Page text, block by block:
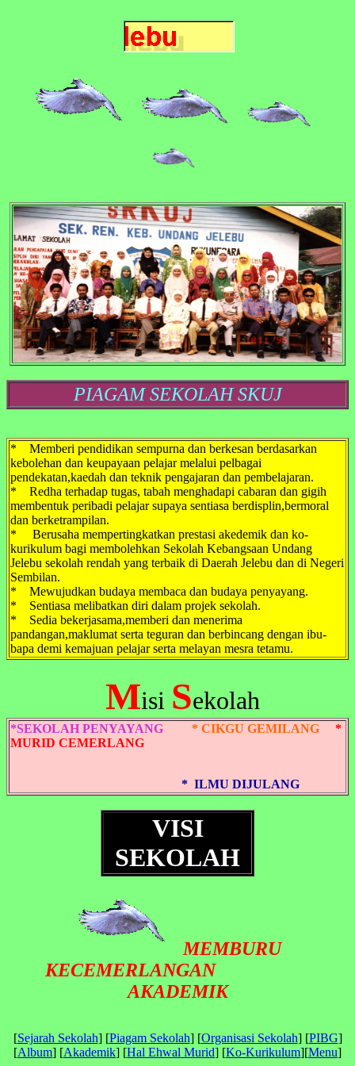
PIAGAM SEKOLAH SKUJ
* Memberi pendidikan sempurna dan berkesan berdasarkan
kebolehan dan keupayaan pelajar melalui pelbagai
pendekatan,kaedah dan teknik pengajaran dan pembelajaran.
* Redha terhadap tugas, tabah menghadapi cabaran dan gigih
membentuk peribadi pelajar supaya sentiasa berdisplin,bermoral
dan berketrampilan.
* Berusaha mempertingkatkan prestasi akedemik dan ko-
kurikulum bagi membolehkan Sekolah Kebangsaan Undang
Jelebu sekolah rendah yang terbaik di Daerah Jelebu dan di Negeri
Sembilan.
* Mewujudkan budaya membaca dan budaya penyayang.
* Sentiasa melibatkan diri dalam projek sekolah.
* Sedia bekerjasama,memberi dan menerima
pandangan,maklumat serta teguran dan berbincang dengan ibu-
bapa demi kemajuan pelajar serta melayan mesra tetamu.
Misi Sekolah
*SEKOLAH PENYAYANG * CIKGU GEMILANG
*
MURID CEMERLANG
* ILMU DIJULANG
VISI
SEKOLAH
MEMBURU
KECEMERLANGAN
AKADEMIK
[Sejarah Sekolah] [Piagam Sekolah] [Organisasi Sekolah] [PIBG]
[Album] [Akademik] [Hal Ehwal Murid] [Ko-Kurikulum][Menu]